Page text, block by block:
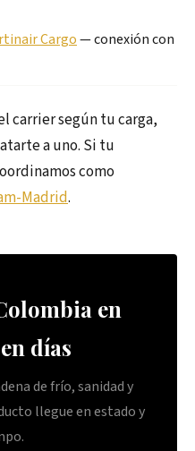
Cargo— conexión con
carrier según tu carga,
a uno. Si tu
como
Madrid.
en
días
de frío, sanidad y
llegue en estado y